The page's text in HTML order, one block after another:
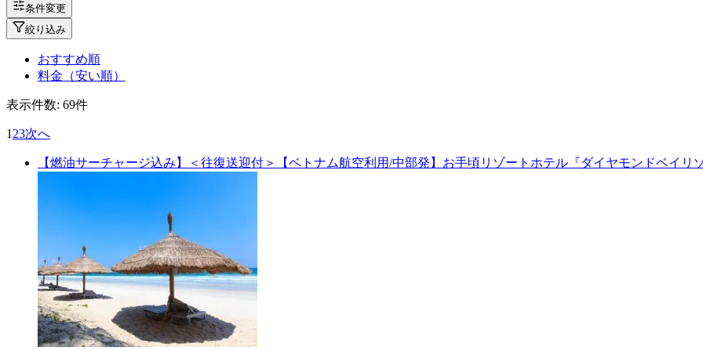
条件変更
絞り込み
おすすめ順
料金（安い順）
表示件数: 69件
1 23次へ
【燃油サーチャージ込み】＜往復送迎付＞【ベトナム航空利用/中部発】お手頃リゾートホテル『ダイヤモンドベイリ